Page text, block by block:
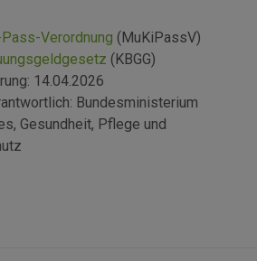
Verordnung (MuKiPassV)
(KBGG)
14.04.2026
Bundesministerium
Gesundheit, Pflege und